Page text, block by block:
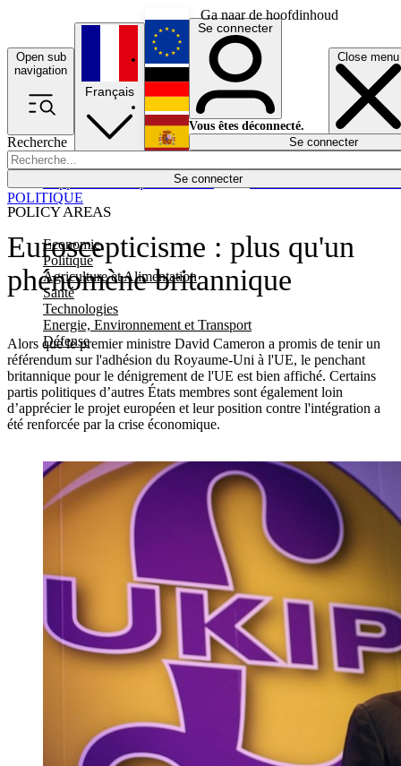
Ga naar de hoofdinhoud
Open sub
navigation
Close menu
Recherche
Se connecter
POLICY AREAS
Economie
Politique
Agriculture et Alimentation
Santé
Technologies
Energie, Environnement et Transport
Défense
Économie
Français
English
Deutsch
Español
Se connecter
Vous êtes déconnecté.
Se connecter
Euroscepticisme : plus qu'un
phénomène britannique
Alors que le premier ministre David Cameron a promis de tenir un
référendum sur l'adhésion du Royaume-Uni à l'UE, le penchant
britannique pour le dénigrement de l'UE est bien affiché. Certains
partis politiques d’autres États membres sont également loin
d’apprécier le projet européen et leur position contre l'intégration a
été renforcée par la crise économique.
POLITIQUE